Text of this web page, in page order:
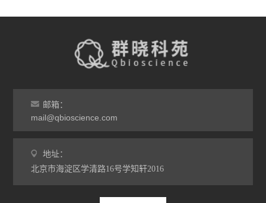
邮箱：
mail@qbioscience.com
地址：
北京市海淀区学清路16号学知轩2016